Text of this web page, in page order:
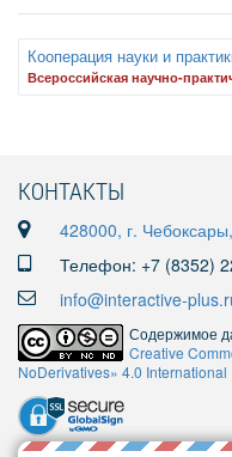
Кооперация науки и
Всероссийская научно-
КОНТАКТЫ
428000, г.
Телефон: +7 (8352)
info@interactive-
Содержимое
Creative
NoDerivatives» 4.0 International